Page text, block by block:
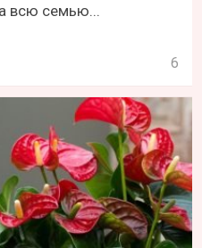
всю семью...
6